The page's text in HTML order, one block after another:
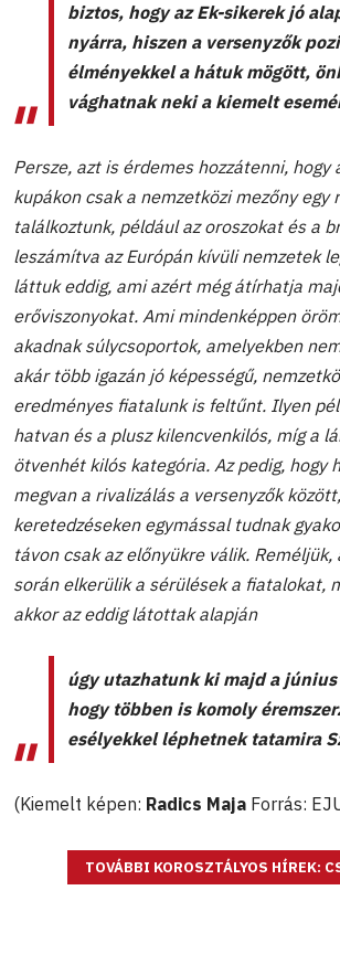
biztos, hogy az Ek-sikerek jó
nyárra, hiszen a versenyzők
élményekkel a hátuk mögött,
vághatnak neki a kiemelt
Persze, azt is érdemes hozzátenni, hogy
kupákon csak a nemzetközi mezőny egy
találkoztunk, például az oroszokat és a
leszámítva az Európán kívüli nemzetek
láttuk eddig, ami azért még átírhatja
erőviszonyokat. Ami mindenképpen
akadnak súlycsoportok, amelyekben
akár több igazán jó képességű,
eredményes fiatalunk is feltűnt. Ilyen
hatvan és a plusz kilencvenkilós, míg a
ötvenhét kilós kategória. Az pedig, hogy
megvan a rivalizálás a versenyzők
keretedzéseken egymással tudnak
távon csak az előnyükre válik. Reméljük,
során elkerülik a sérülések a fiatalokat,
akkor az eddig látottak alapján
úgy utazhatunk ki majd a június
hogy többen is komoly
esélyekkel léphetnek tatamira
(Kiemelt képen: Radics Maja Forrás:
TOVÁBBI KOROSZTÁLYOS HÍREK: